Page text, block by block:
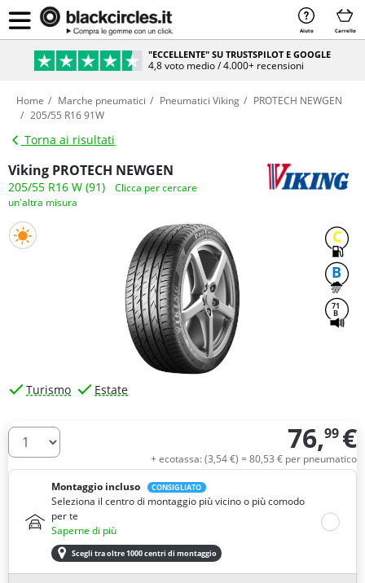
Aiuto Carrello
"ECCELLENTE" SU TRUSTSPILOT E GOOGLE
4,8 voto medio / 4.000+ recensioni
Home Marche pneumatici Pneumatici Viking
PROTECH NEWGEN
205/55 R16 91W
Torna ai risultati
Viking PROTECH NEWGEN
205/55 R16 W (91)
Clicca per cercare
un'altra misura
C
B
71
B
Turismo Estate
Quantità 76,99 €
+ ecotassa: (3,54€) = 80,53 € per pneumatico
Montaggio incluso
CONSIGLIATO
Seleziona il centro di montaggio più vicino o più comodo
per te
Saperne di più
Scegli tra oltre 1000 centri di montaggio